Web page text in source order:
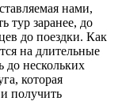
нами,
тур заранее, до
до поездки. Как
на длительные
до нескольких
которая
и получить